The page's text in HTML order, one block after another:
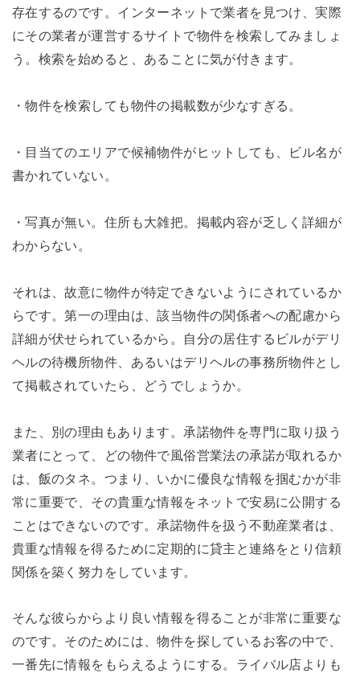
存在するのです。インターネットで業者を見つけ、実際
にその業者が運営するサイトで物件を検索してみましょ
う。検索を始めると、あることに気が付きます。
・物件を検索しても物件の掲載数が少なすぎる。
・目当てのエリアで候補物件がヒットしても、ビル名が
書かれていない。
・写真が無い。住所も大雑把。掲載内容が乏しく詳細が
わからない。
それは、故意に物件が特定できないようにされているか
らです。第一の理由は、該当物件の関係者への配慮から
詳細が伏せられているから。自分の居住するビルがデリ
ヘルの待機所物件、あるいはデリヘルの事務所物件とし
て掲載されていたら、どうでしょうか。
また、別の理由もあります。承諾物件を専門に取り扱う
業者にとって、どの物件で風俗営業法の承諾が取れるか
は、飯のタネ。つまり、いかに優良な情報を掴むかが非
常に重要で、その貴重な情報をネットで安易に公開する
ことはできないのです。承諾物件を扱う不動産業者は、
貴重な情報を得るために定期的に貸主と連絡をとり信頼
関係を築く努力をしています。
そんな彼らからより良い情報を得ることが非常に重要な
のです。そのためには、物件を探しているお客の中で、
一番先に情報をもらえるようにする。ライバル店よりも